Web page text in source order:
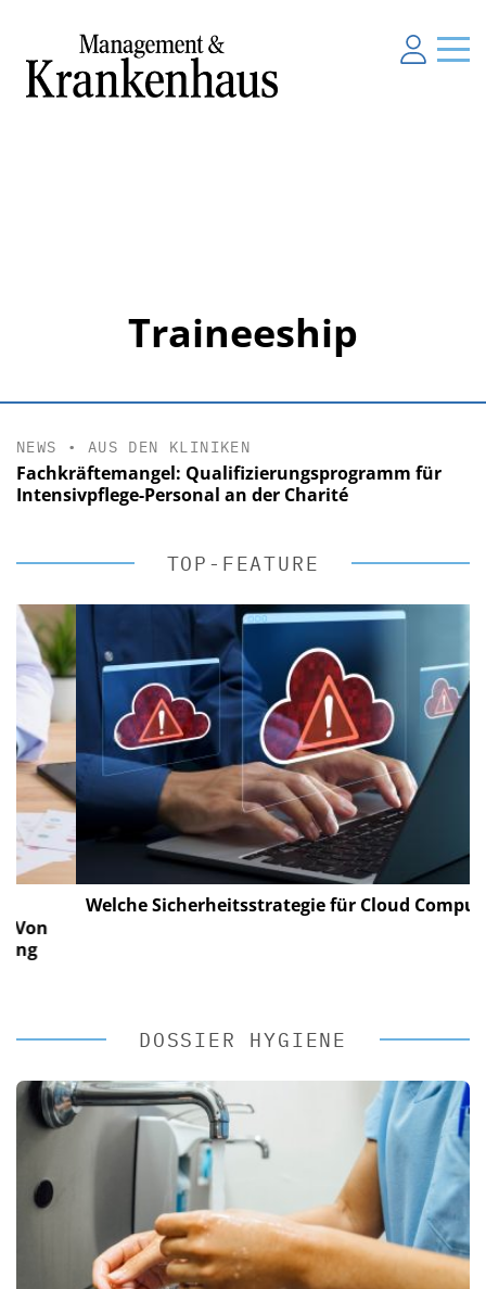
Traineeship
NEWS • AUS DEN KLINIKEN
Fachkräftemangel: Qualifizierungsprogramm für
Intensivpflege-Personal an der Charité
TOP-FEATURE
Welche Sicherheitsstrategie für Cloud Computing?
DOSSIER HYGIENE